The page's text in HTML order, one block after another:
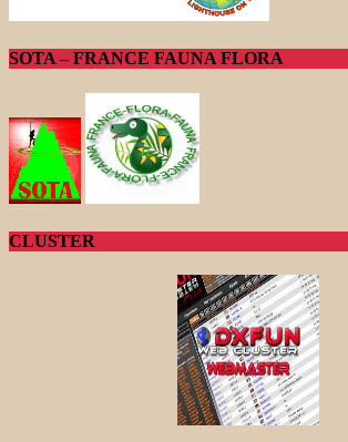
SOTA – FRANCE FAUNA FLORA
CLUSTER